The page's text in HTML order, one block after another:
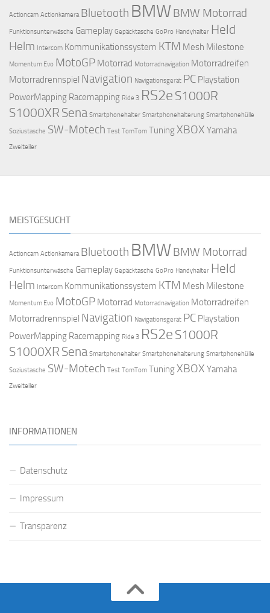
Actioncam Actionkamera Bluetooth BMWBMW Motorrad
Funktionsunterwäsche Gameplay Gepäcktasche GoPro Handyhalter Held
Helm Intercom Kommunikationssystem KTM Mesh Milestone
Momentum Evo MotoGP Motorrad Motorradnavigation Motorradreifen
Motorradrennspiel Navigation Navigationsgerät PC Playstation
PowerMapping Racemapping Ride 3 RS2e S1000R
S1000XR Sena Smartphonehalter Smartphonehalterung Smartphonehülle
Soziustasche SW-Motech Test TomTom TuningXBOX Yamaha
Zweiteiler
MEISTGESUCHT
Actioncam Actionkamera Bluetooth BMWBMW Motorrad
Funktionsunterwäsche Gameplay Gepäcktasche GoPro Handyhalter Held
Helm Intercom Kommunikationssystem KTM Mesh Milestone
Momentum Evo MotoGP Motorrad Motorradnavigation Motorradreifen
Motorradrennspiel Navigation Navigationsgerät PC Playstation
PowerMapping Racemapping Ride 3 RS2e S1000R
S1000XR Sena Smartphonehalter Smartphonehalterung Smartphonehülle
Soziustasche SW-Motech Test TomTom TuningXBOX Yamaha
Zweiteiler
INFORMATIONEN
Datenschutz
Impressum
Transparenz